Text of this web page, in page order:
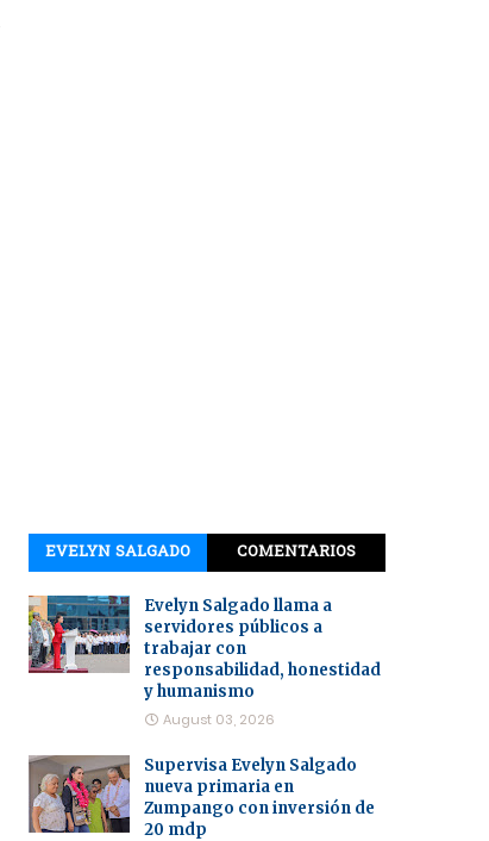
EVELYN SALGADO COMENTARIOS
Evelyn Salgado llama a
servidores públicos a
trabajar con
responsabilidad, honestidad
y humanismo
August 03, 2026
Supervisa Evelyn Salgado
nueva primaria en
Zumpango con inversión de
20 mdp